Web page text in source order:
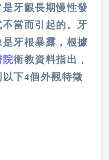
牙齦長期慢性發
當而引起的。牙
牙根暴露，根據
院衛教資料指出，
下4個外觀特徵